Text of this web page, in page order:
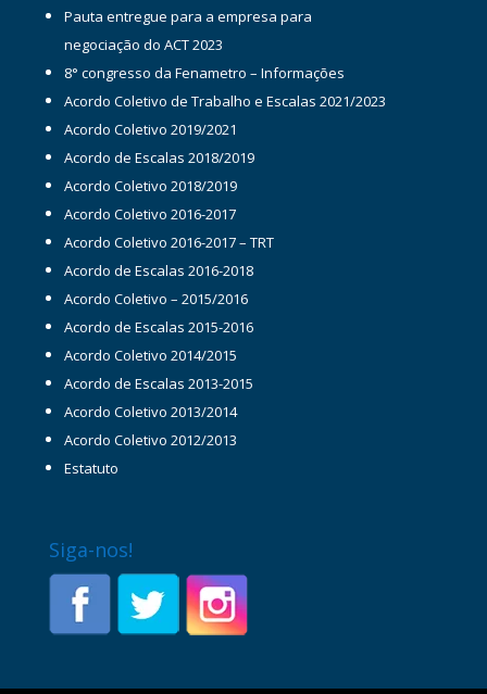
Pauta entregue para a empresa para
negociação do ACT 2023
8° congresso da Fenametro – Informações
Acordo Coletivo de Trabalho e Escalas 2021/2023
Acordo Coletivo 2019/2021
Acordo de Escalas 2018/2019
Acordo Coletivo 2018/2019
Acordo Coletivo 2016-2017
Acordo Coletivo 2016-2017 – TRT
Acordo de Escalas 2016-2018
Acordo Coletivo – 2015/2016
Acordo de Escalas 2015-2016
Acordo Coletivo 2014/2015
Acordo de Escalas 2013-2015
Acordo Coletivo 2013/2014
Acordo Coletivo 2012/2013
Estatuto
Siga-nos!